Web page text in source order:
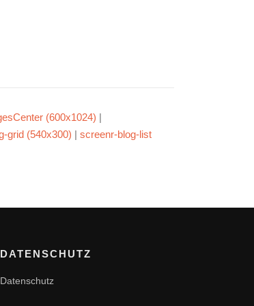
(600x1024) |
grid (540x300) | screenr-blog-list
DATENSCHUTZ
Datenschutz